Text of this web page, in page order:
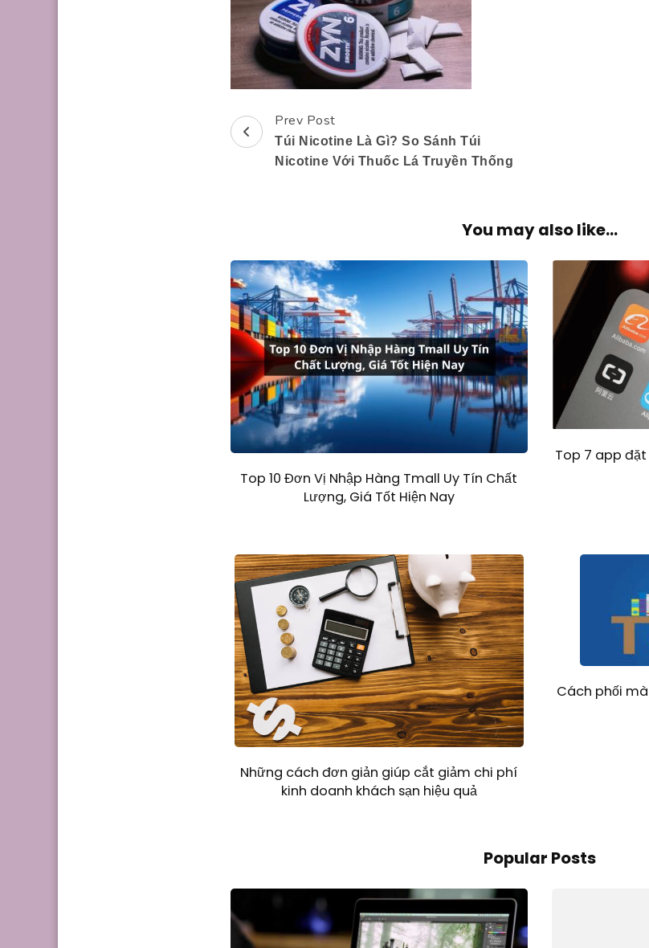
Post
Navigation
Prev Post
Túi Nicotine Là Gì? So Sánh Túi
Nicotine Với Thuốc Lá Truyền Thống
You may also like...
Top 10 Đơn Vị Nhập Hàng Tmall Uy Tín Chất
Lượng, Giá Tốt Hiện Nay
Top 7 app
Những cách đơn giản giúp cắt giảm chi phí
kinh doanh khách sạn hiệu quả
Cách phối
Popular Posts